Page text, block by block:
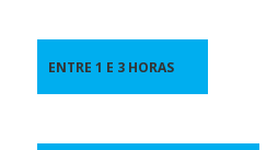
ENTRE 1 E 3 HORAS